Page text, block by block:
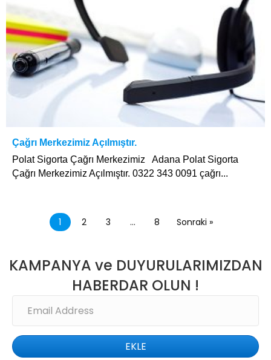
Çağrı Merkezimiz Açılmıştır.
Polat Sigorta Çağrı Merkezimiz Adana Polat Sigorta
Çağrı Merkezimiz Açılmıştır. 0322 343 0091 çağrı...
1 2 3 … 8 Sonraki »
KAMPANYA ve DUYURULARIMIZDAN
HABERDAR OLUN !
EKLE